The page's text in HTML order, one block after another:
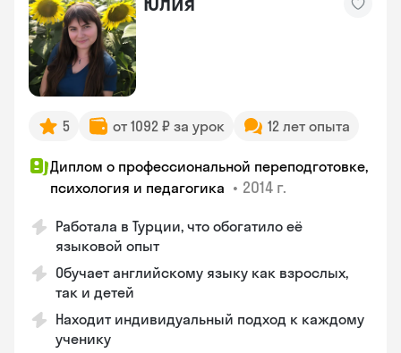
5 от 1092 ₽ за урок 12 лет опыта
Диплом о профессиональной переподготовке,
психология и педагогика • 2014 г.
Работала в Турции, что обогатило её
языковой опыт
Обучает английскому языку как взрослых,
так и детей
Находит индивидуальный подход к каждому
ученику